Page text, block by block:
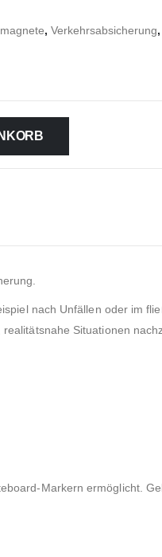
, Verkehrsabsicherung,
nach Unfällen oder im
Situationen
Markern ermöglicht.